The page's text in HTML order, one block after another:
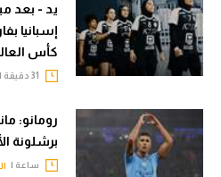
يد - بعد
إسبانيا
كأس
رومانو:
برشلونة
ساعة |